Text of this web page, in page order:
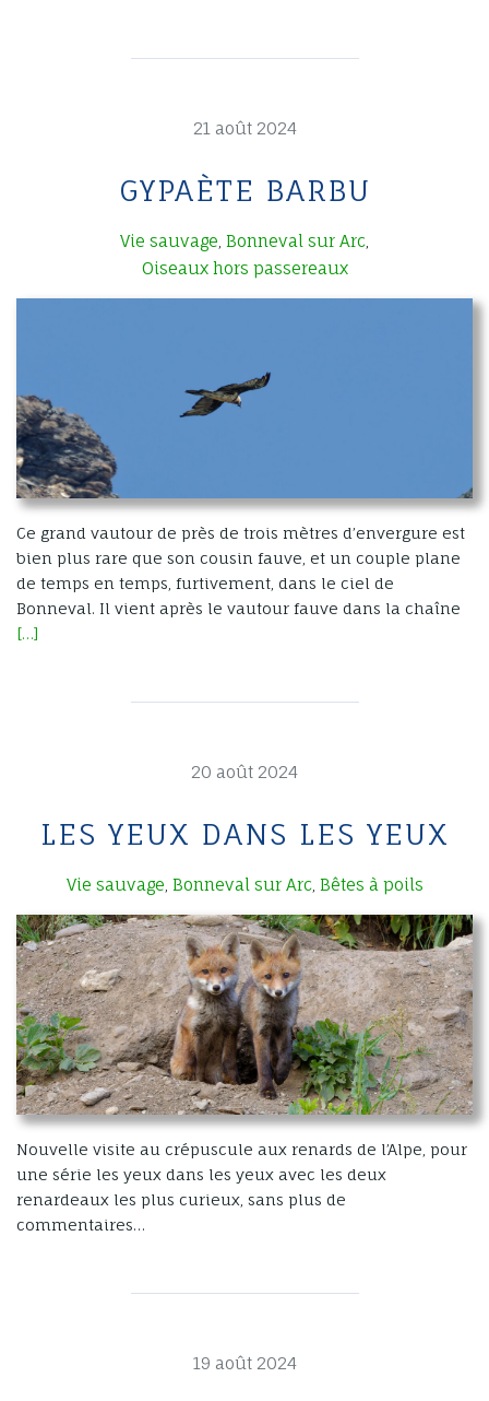
21 août 2024
GYPAÈTE BARBU
Vie sauvage Bonneval sur Arc
Oiseaux hors passereaux
Ce grand vautour de près de trois mètres d’envergure est
bien plus rare que son cousin fauve, et un couple plane
de temps en temps, furtivement, dans le ciel de
Bonneval. Il vient après le vautour fauve dans la chaîne
[…]
20 août 2024
LES YEUX DANS LES YEUX
Vie sauvage Bonneval sur Arc, Bêtes à poils
Nouvelle visite au crépuscule aux renards de l’Alpe, pour
une série les yeux dans les yeux avec les deux
renardeaux les plus curieux, sans plus de
commentaires…
19 août 2024